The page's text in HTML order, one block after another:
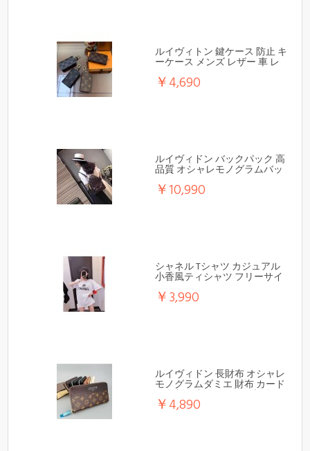
ルイヴィトン 鍵ケース 防止 キ
ーケース メンズ レザー 車 レ
ディース
￥4,690
ルイヴィドン バックパック 高
品質 オシャレモノグラムバッ
グ￥10,990
シャネル Tシャツ カジュアル
小香風ティシャツ フリーサイ
ズ￥3,990
ルイヴィドン 長財布 オシャレ
モノグラムダミエ 財布 カード
や名刺や小銭などのが収納で
き
￥4,890